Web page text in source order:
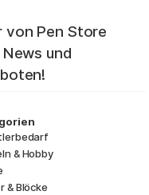
von Pen Store
und
& Hobby
& Blöcke